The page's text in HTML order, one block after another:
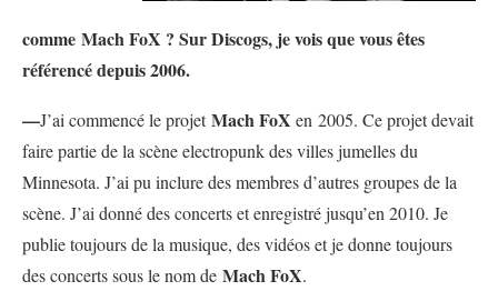
comme Mach FoX ? Sur Discogs, je vois que vous êtes
référencé depuis 2006.
—J’ai commencé le projetMach FoX en 2005. Ce projet devait
faire partie de la scène electropunk des villes jumelles du
Minnesota. J’ai pu inclure des membres d’autres groupes de la
scène. J’ai donné des concerts et enregistré jusqu’en 2010. Je
publie toujours de la musique, des vidéos et je donne toujours
des concerts sous le nom de Mach FoX.